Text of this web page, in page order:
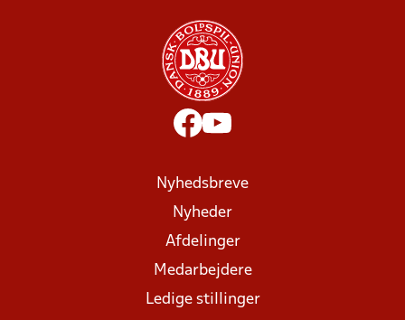
Nyhedsbreve
Nyheder
Afdelinger
Medarbejdere
Ledige stillinger